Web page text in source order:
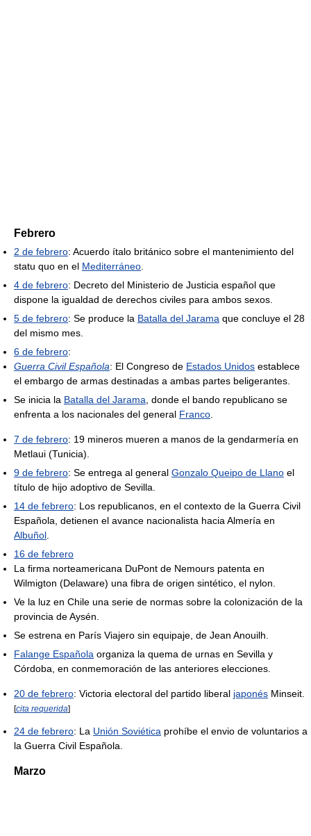
Febrero
2 de febrero: Acuerdo ítalo británico sobre el mantenimiento del
statu quo en el Mediterráneo
4 de febrero: Decreto del Ministerio de Justicia español que
dispone la igualdad de derechos civiles para ambos sexos.
5 de febrero: Se produce la Batalla del Jarama que concluye el 28
del mismo mes.
6 de febrero:
Guerra Civil Española: El Congreso de Estados Unidos establece
el embargo de armas destinadas a ambas partes beligerantes.
Se inicia la Batalla del Jarama , donde el bando republicano se
enfrenta a los nacionales del general Franco
7 de febrero: 19 mineros mueren a manos de la gendarmería en
Metlaui (Tunicia).
9 de febrero: Se entrega al general Gonzalo Queipo de Llano el
título de hijo adoptivo de Sevilla.
14 de febrero: Los republicanos, en el contexto de la Guerra Civil
Española, detienen el avance nacionalista hacia Almería en
Albuñol
16 de febrero
La firma norteamericana DuPont de Nemours patenta en
Wilmigton (Delaware) una fibra de origen sintético, el nylon.
Ve la luz en Chile una serie de normas sobre la colonización de la
provincia de Aysén.
Se estrena en París Viajero sin equipaje, de Jean Anouilh.
Falange Española organiza la quema de urnas en Sevilla y
Córdoba, en conmemoración de las anteriores elecciones.
20 de febrero: Victoria electoral del partido liberal japonés Minseit.
[cita requerida]
24 de febrero: La Unión Soviética prohíbe el envio de voluntarios a
la Guerra Civil Española.
Marzo